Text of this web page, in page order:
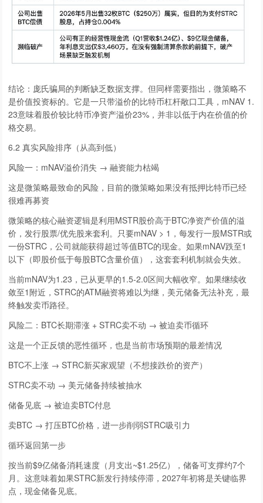
结论：庞氏骗局的判断缺乏数据支撑。但同样需要指出，微策略不
是价值投资标的。它是一只带溢价的比特币杠杆敞口工具，mNAV 1.
23意味着股价较比特币净资产溢价23%，并非以低于内在价值的价
格交易。
6.2 真实风险排序（从高到低）
风险一：mNAV溢价消失 → 融资能力枯竭
这是微策略最致命的风险，目前的微策略如果没有抵押比特币已经
很难再募资
微策略的核心融资逻辑是利用MSTR股价高于BTC净资产价值的溢
价，发行股票/优先股来套利。只要mNAV > 1，每发行一股MSTR或
一份STRC，公司就能获得超过等值BTC的现金。如果mNAV跌至1
以下（即股价低于每股BTC含量价值），这套套利机制就会失效。
当前mNAV为1.23，已从更早的1.5-2.0区间大幅收窄。如果继续收
敛至1附近，STRC的ATM融资将难以为继，美元储备无法补充，最
终触发卖币路径。
风险二：BTC长期滞涨 + STRC卖不动 → 被迫卖币循环
这是一个正反馈的恶性循环，也是当前市场预期的最差情况
BTC不上涨 → STRC新买家观望（不想接跌价的资产）
STRC卖不动 → 美元储备持续被抽水
储备见底 → 被迫卖BTC付息
卖BTC → 打压BTC价格，进一步削弱STRC吸引力
循环返回第一步
按当前$9亿储备消耗速度（月支出~$1.25亿），储备可支撑约7个
月。这意味着如果STRC新发行持续停滞，2027年初将是关键临界
点，现金储备见底。